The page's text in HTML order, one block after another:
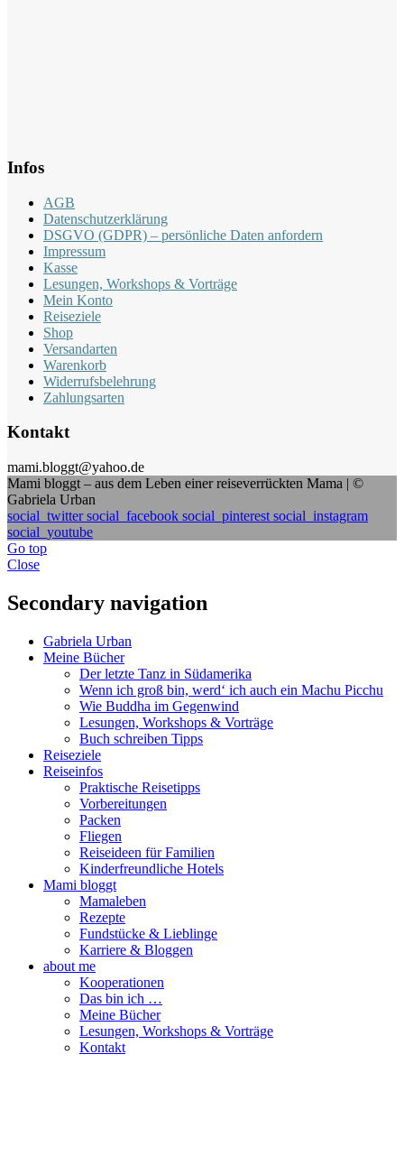
Infos
AGB
Datenschutzerklärung
DSGVO (GDPR) – persönliche Daten anfordern
Impressum
Kasse
Lesungen, Workshops & Vorträge
Mein Konto
Reiseziele
Shop
Versandarten
Warenkorb
Widerrufsbelehrung
Zahlungsarten
Kontakt
mami.bloggt@yahoo.de
Mami bloggt – aus dem Leben einer reiseverrückten Mama | ©
Gabriela Urban
social_twittersocial_facebook social_pinterest social_instagram
social_youtube
Go top
Close
Secondary navigation
Gabriela Urban
Meine Bücher
Der letzte Tanz in Südamerika
Wenn ich groß bin, werd‘ ich auch ein Machu Picchu
Wie Buddha im Gegenwind
Lesungen, Workshops & Vorträge
Buch schreiben Tipps
Reiseziele
Reiseinfos
Praktische Reisetipps
Vorbereitungen
Packen
Fliegen
Reiseideen für Familien
Kinderfreundliche Hotels
Mami bloggt
Mamaleben
Rezepte
Fundstücke & Lieblinge
Karriere & Bloggen
about me
Kooperationen
Das bin ich …
Meine Bücher
Lesungen, Workshops & Vorträge
Kontakt